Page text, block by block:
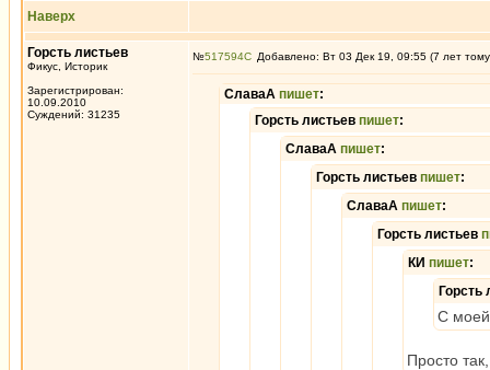
Наверх
Горсть листьев
Фикус, Историк
Зарегистрирован:
10.09.2010
Суждений: 31235
№517594 Добавлено: Вт 03 Дек 19, 09:55 (7 лет
СлаваА пишет:
Горсть листьев пишет:
СлаваА пишет:
Горсть листьев пишет:
СлаваА пишет:
Горсть листьев
КИ пишет:
Горсть
С моей
Просто